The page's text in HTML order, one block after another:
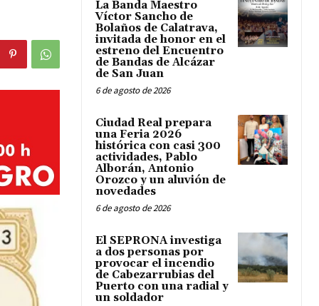
La Banda Maestro
Víctor Sancho de
Bolaños de Calatrava,
invitada de honor en el
estreno del Encuentro
de Bandas de Alcázar
de San Juan
6 de agosto de 2026
Ciudad Real prepara
una Feria 2026
histórica con casi 300
actividades, Pablo
Alborán, Antonio
Orozco y un aluvión de
novedades
6 de agosto de 2026
El SEPRONA investiga
a dos personas por
provocar el incendio
de Cabezarrubias del
Puerto con una radial y
un soldador